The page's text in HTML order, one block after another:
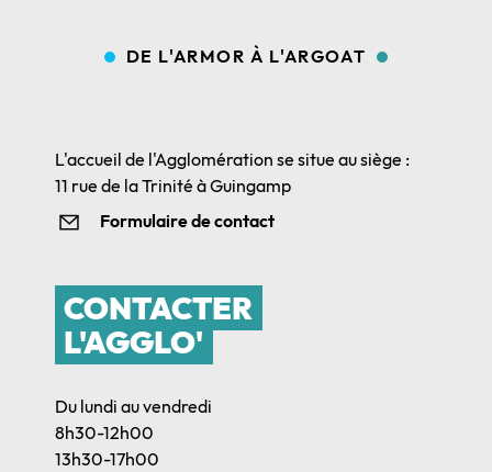
DE L'ARMOR À L'ARGOAT
L'accueil de l'Agglomération se situe au siège :
11 rue de la Trinité à Guingamp
Formulaire de contact
CONTACTER
L'AGGLO'
Du lundi au vendredi
8h30-12h00
13h30-17h00